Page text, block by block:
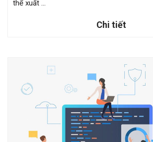
thể xuất ...
Chi tiết